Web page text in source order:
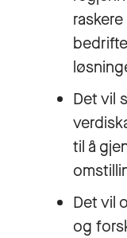
Det vil
til å
Det vil
og